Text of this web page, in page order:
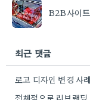
B2B사이
최근 댓글